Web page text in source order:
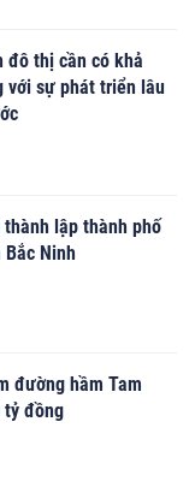
đô thị cần có khả
với sự phát triển lâu
thành lập thành phố
Bắc Ninh
đường hầm Tam
tỷ đồng